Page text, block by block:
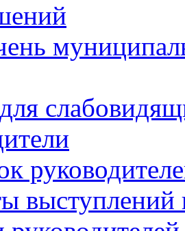
выступлений